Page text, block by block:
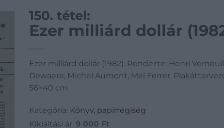
150. tétel:
Ezer milliárd dollár
Ezer milliárd dollár (1982). Rendezte: Henri
Dewaere, Michel Aumont, Mel Ferrer.
56×40 cm
Kategória: Könyv, papírrégiség
Kikiáltási ár: 9 000 Ft